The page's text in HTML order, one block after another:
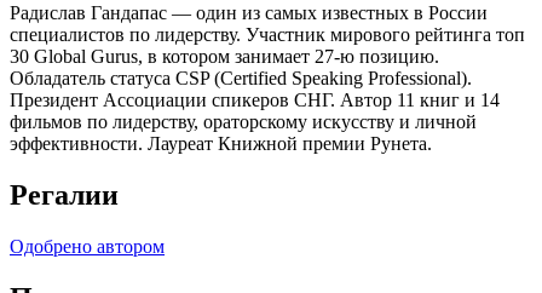
Радислав Гандапас — один из самых известных в России
специалистов по лидерству. Участник мирового рейтинга топ
30 Global Gurus, в котором занимает 27-ю позицию.
Обладатель статуса CSP (Certified Speaking Professional).
Президент Ассоциации спикеров СНГ. Автор 11 книг и 14
фильмов по лидерству, ораторскому искусству и личной
эффективности. Лауреат Книжной премии Рунета.
Регалии
Одобрено автором